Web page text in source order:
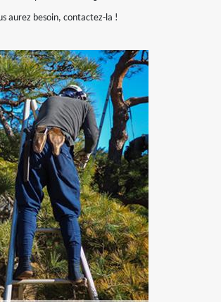
aurez besoin, contactez-la !